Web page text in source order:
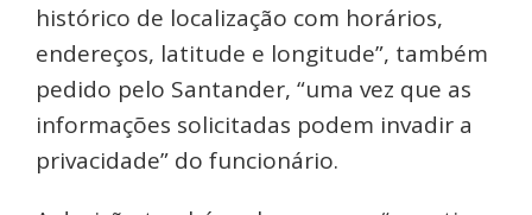
histórico de localização com horários,
endereços, latitude e longitude”, também
pedido pelo Santander, “uma vez que as
informações solicitadas podem invadir a
privacidade” do funcionário.